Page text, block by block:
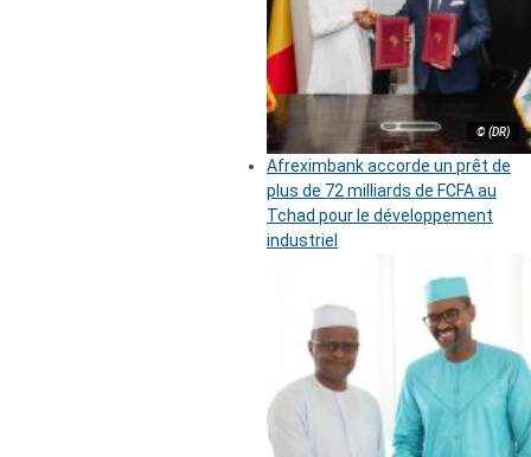
© (DR)
Afreximbank accorde un prêt de
plus de 72 milliards de FCFA au
Tchad pour le développement
industriel